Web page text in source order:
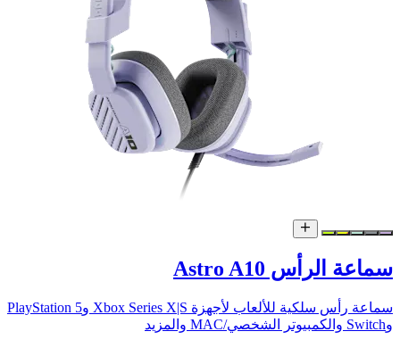
سماعة الرأس Astro A10
سماعة رأس سلكية للألعاب لأجهزة Xbox Series X|S وPlayStation 5
وSwitch والكمبيوتر الشخصي/MAC والمزيد